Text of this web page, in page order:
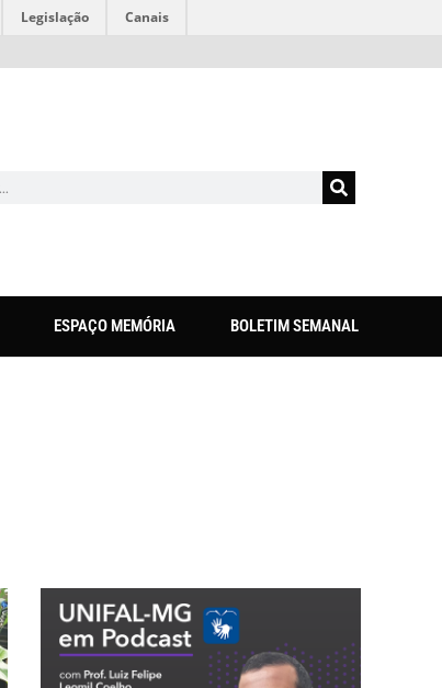
Legislação Canais
ESPAÇO MEMÓRIA BOLETIM SEMANAL